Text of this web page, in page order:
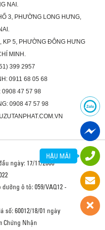
NAI.
3, PHƯỜNG LONG HƯNG,
KP 5, PHƯỜNG ĐÔNG HƯNG
MINH.
399 2957
0911 68 05 68
0908 47 57 98
0908 47 57 98
ngày: 17/11/2008
ô tô: 059/VAQ12 -
số: 60012/18/01 ngày
Chứng Nhận
HẬU MÃI